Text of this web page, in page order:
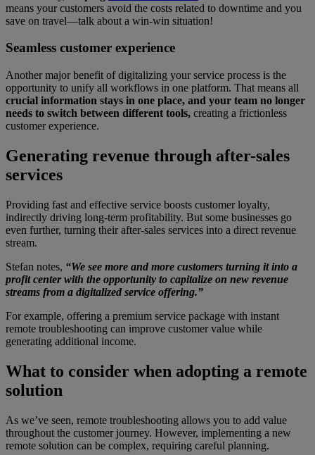
means your customers avoid the costs related to downtime and you
save on travel—talk about a win-win situation!
Seamless customer experience
Another major benefit of digitalizing your service process is the
opportunity to unify all workflows in one platform. That means all
crucial information stays in one place, and your team no longer
needs to switch between different tools, creating a frictionless
customer experience.
Generating revenue through after-sales
services
Providing fast and effective service boosts customer loyalty,
indirectly driving long-term profitability. But some businesses go
even further, turning their after-sales services into a direct revenue
stream.
Stefan notes, “We see more and more customers turning it into a
profit center with the opportunity to capitalize on new revenue
streams from a digitalized service offering.”
For example, offering a premium service package with instant
remote troubleshooting can improve customer value while
generating additional income.
What to consider when adopting a remote
solution
As we’ve seen, remote troubleshooting allows you to add value
throughout the customer journey. However, implementing a new
remote solution can be complex, requiring careful planning.